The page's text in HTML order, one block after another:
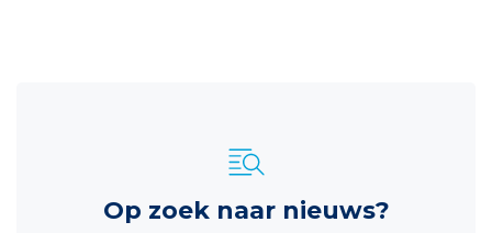
Op zoek naar nieuws?